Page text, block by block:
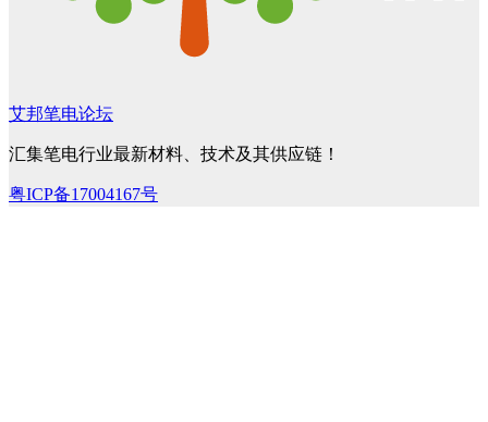
艾邦笔电论坛
汇集笔电行业最新材料、技术及其供应链！
粤ICP备17004167号